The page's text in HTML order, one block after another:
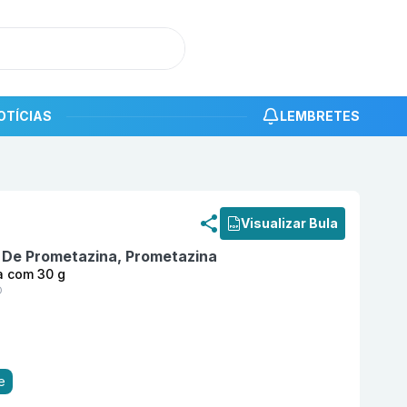
LEMBRETES
Visualizar Bula
Prometazina, Prometazina
com 30 g